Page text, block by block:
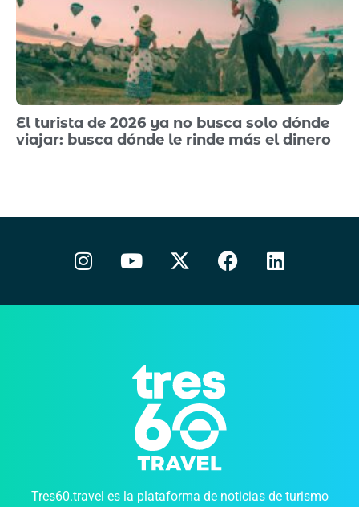
El turista de 2026 ya no busca solo dónde
viajar: busca dónde le rinde más el dinero
Tres60.travel es la plataforma de noticias de turismo